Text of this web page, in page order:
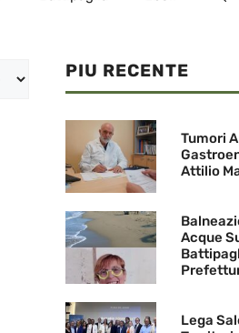
PIU RECENTE
Tumori
Attilio
Acque
Lega